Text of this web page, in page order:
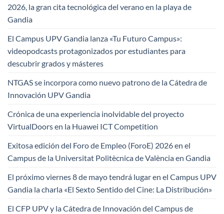
2026, la gran cita tecnológica del verano en la playa de
Gandia
El Campus UPV Gandia lanza «Tu Futuro Campus»:
videopodcasts protagonizados por estudiantes para
descubrir grados y másteres
NTGAS se incorpora como nuevo patrono de la Cátedra de
Innovación UPV Gandia
Crónica de una experiencia inolvidable del proyecto
VirtualDoors en la Huawei ICT Competition
Exitosa edición del Foro de Empleo (ForoE) 2026 en el
Campus de la Universitat Politècnica de València en Gandia
El próximo viernes 8 de mayo tendrá lugar en el Campus UPV
Gandia la charla «El Sexto Sentido del Cine: La Distribución»
El CFP UPV y la Cátedra de Innovación del Campus de